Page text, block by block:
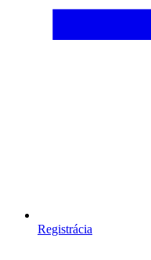
Registrácia